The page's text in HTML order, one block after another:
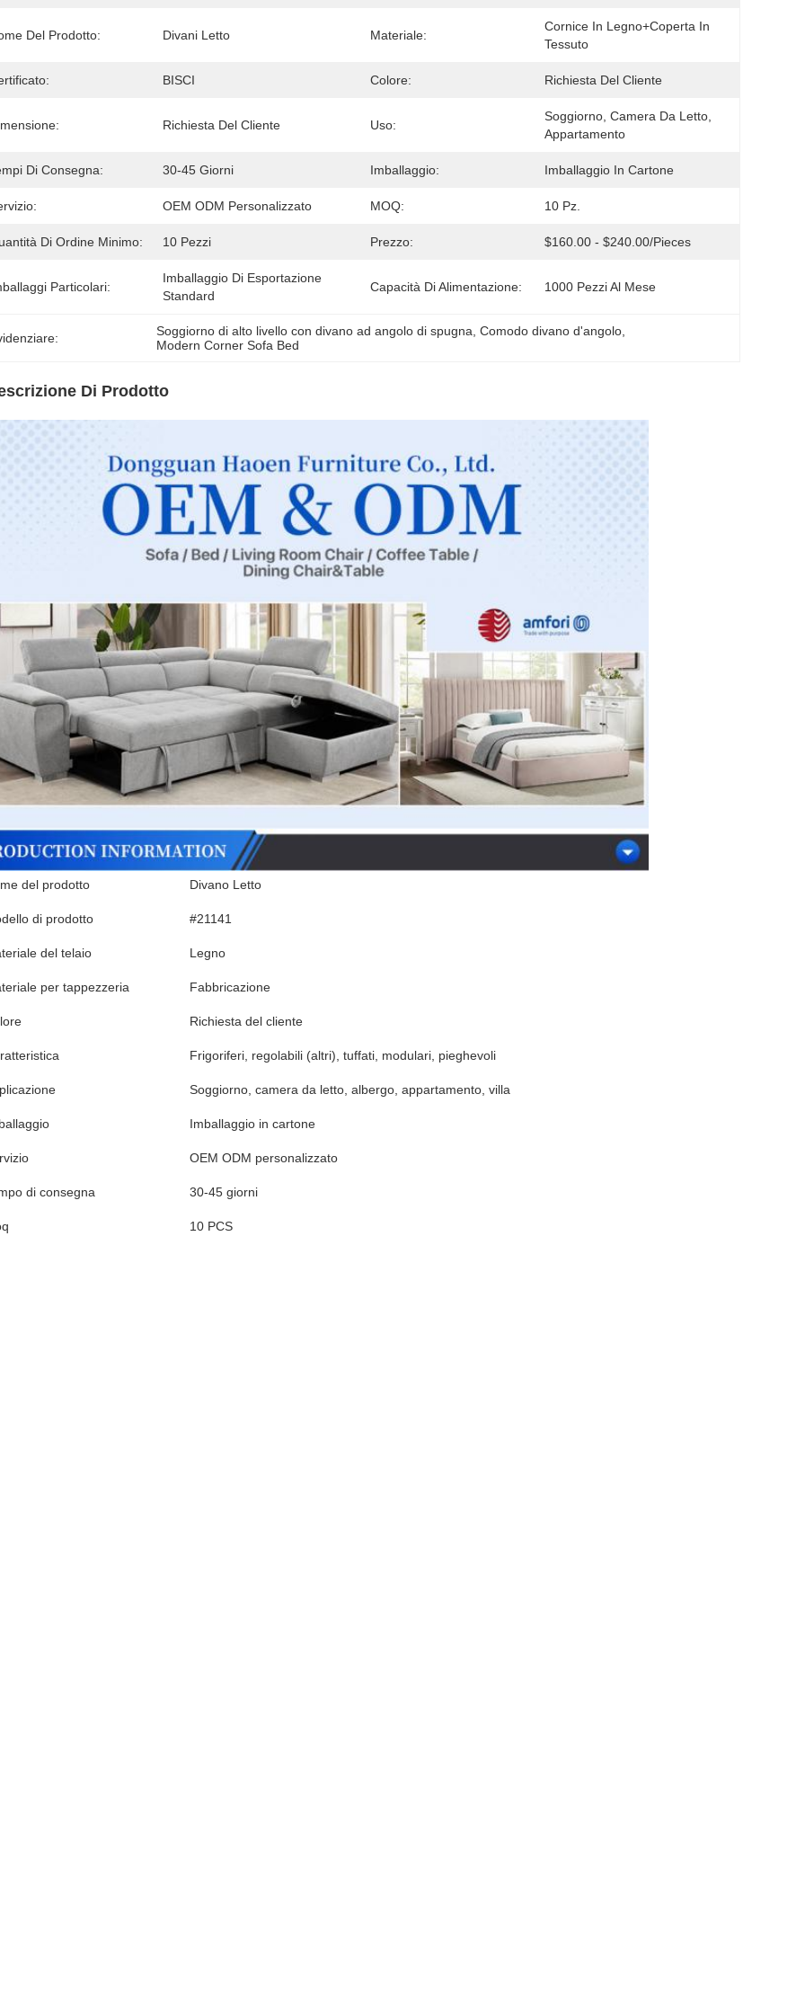
Del Prodotto: Divani Letto Materiale:
Cornice In Legno+coperta In
Tessuto
BISCI Colore: Richiesta Del Cliente
Richiesta Del Cliente Uso:
Soggiorno, Camera Da Letto,
Appartamento
Di Consegna: 30-45 Giorni Imballaggio: Imballaggio In Cartone
OEM ODM Personalizzato MOQ: 10 Pz.
Di Ordine Minimo: 10 Pezzi Prezzo: $160.00 - $240.00/pieces
Particolari:
Imballaggio Di Esportazione
Standard
Capacità Di Alimentazione: 1000 Pezzi Al Mese
Soggiorno di alto livello con divano ad angolo di spugna , Comodo divano d'angolo
Modern Corner Sofa Bed
Di Prodotto
del prodotto Divano Letto
di prodotto #21141
del telaio Legno
per tappezzeria Fabbricazione
Richiesta del cliente
Frigoriferi, regolabili (altri), tuffati, modulari, pieghevoli
Soggiorno, camera da letto, albergo, appartamento, villa
Imballaggio in cartone
OEM ODM personalizzato
di consegna 30-45 giorni
10 PCS